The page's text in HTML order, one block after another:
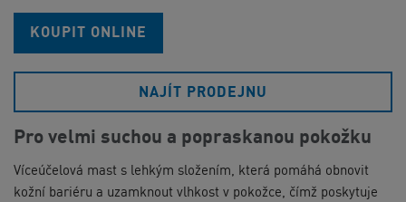
Pro velmi suchou a popraskanou pokožku
Víceúčelová mast s lehkým složením, která pomáhá obnovit
kožní bariéru a uzamknout vlhkost v pokožce, čímž poskytuje
KOUPIT ONLINE
NAJÍT PRODEJNU